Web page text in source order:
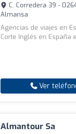
C. Corredera 39 -
Almansa
Agencias de viajes en
Corte Inglés en España
Ver
Almantour Sa